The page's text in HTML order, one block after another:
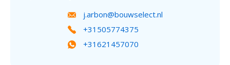
j.arbon@bouwselect.nl
+31505774375
+31621457070